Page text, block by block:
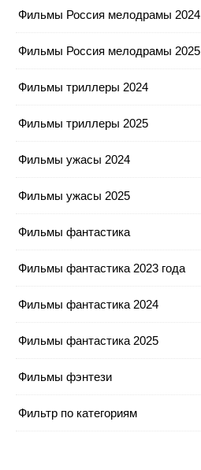
Фильмы Россия мелодрамы 2024
Фильмы Россия мелодрамы 2025
Фильмы триллеры 2024
Фильмы триллеры 2025
Фильмы ужасы 2024
Фильмы ужасы 2025
Фильмы фантастика
Фильмы фантастика 2023 года
Фильмы фантастика 2024
Фильмы фантастика 2025
Фильмы фэнтези
Фильтр по категориям